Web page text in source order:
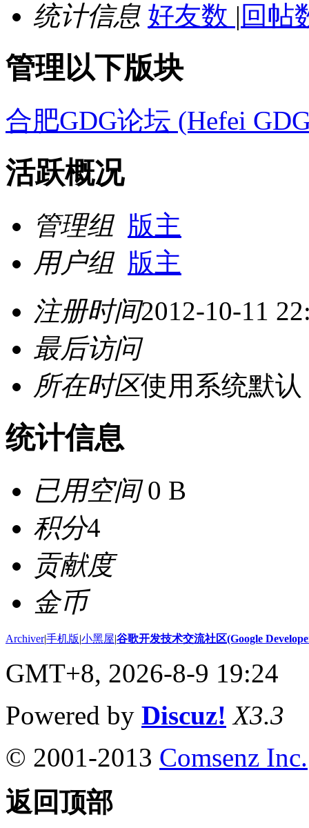
统计信息 好友数 | 回帖
管理以下版块
合肥GDG论坛 (Hefei
活跃概况
管理组 版主
用户组 版主
注册时间2012-10-11
最后访问
所在时区使用系统默认
统计信息
已用空间0 B
积分4
贡献度
金币
Archiver|手机版|小黑屋|谷歌开发技术交流社区(Google
GMT+8, 2026-8-9 19:24
Powered by Discuz! X3.3
© 2001-2013 Comsenz Inc.
返回顶部